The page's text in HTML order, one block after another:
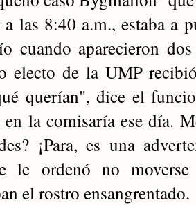
las 8:40 a.m., estaba a
cuando aparecieron
electo de la UMP
querían", dice el
en la comisaría ese día.
¡Para, es una
le ordenó no moverse
el rostro ensangrentado.